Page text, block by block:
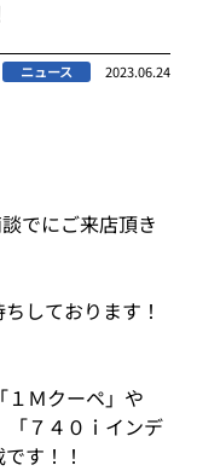
ニュース 2023.06.24
でにご来店頂き
しております！
Ｍクーペ」や
「７４０ｉインデ
す！！